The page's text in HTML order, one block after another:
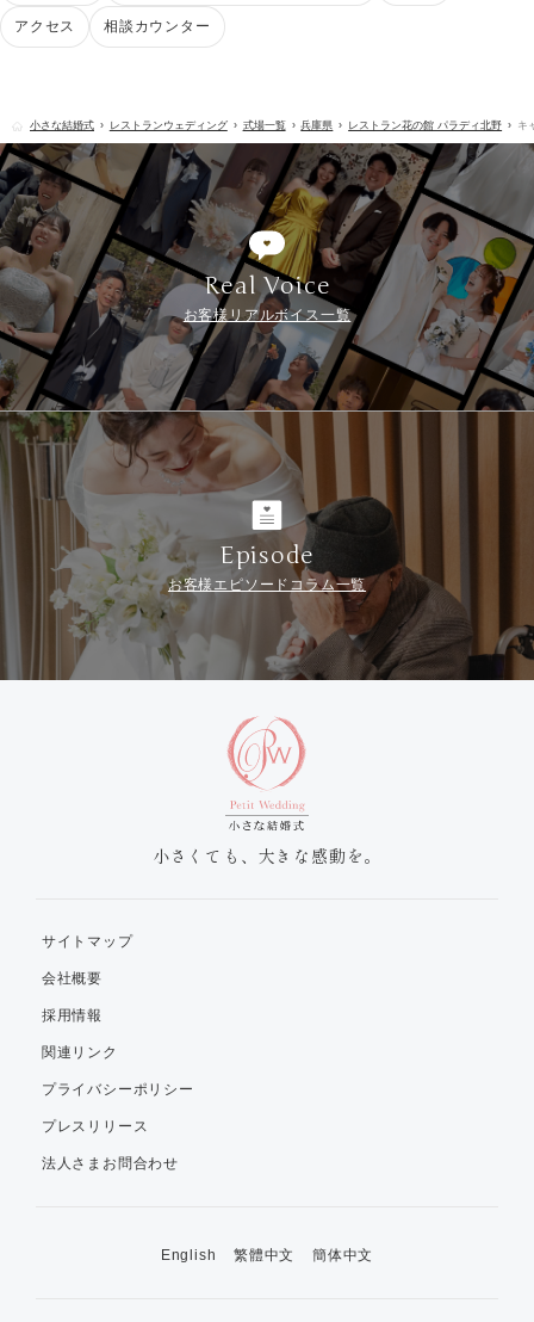
アクセス 相談カウンター
小さな結婚式 レストランウェディング 式場一覧 兵庫県 レストラン花の館 パラディ北野 キ
Real Voice
お客様リアルボイス一覧
Episode
お客様エピソードコラム一覧
小さくても、大きな感動を。
サイトマップ
会社概要
採用情報
関連リンク
プライバシーポリシー
プレスリリース
法人さまお問合わせ
English 繁體中文 簡体中文